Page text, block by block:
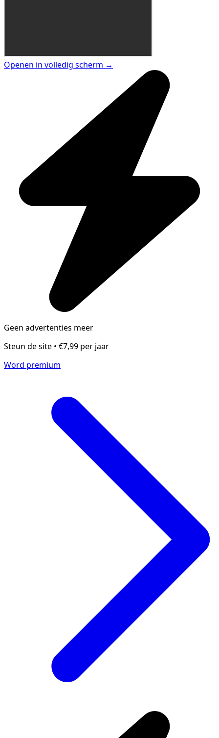
Openen in volledig scherm →
Geen advertenties meer
Steun de site • €7,99 per jaar
Word premium